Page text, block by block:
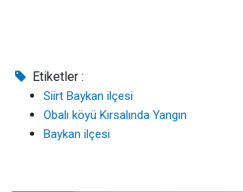
Etiketler :
Siirt Baykan ilçesi
Obalı köyü Kırsalında Yangın
Baykan ilçesi